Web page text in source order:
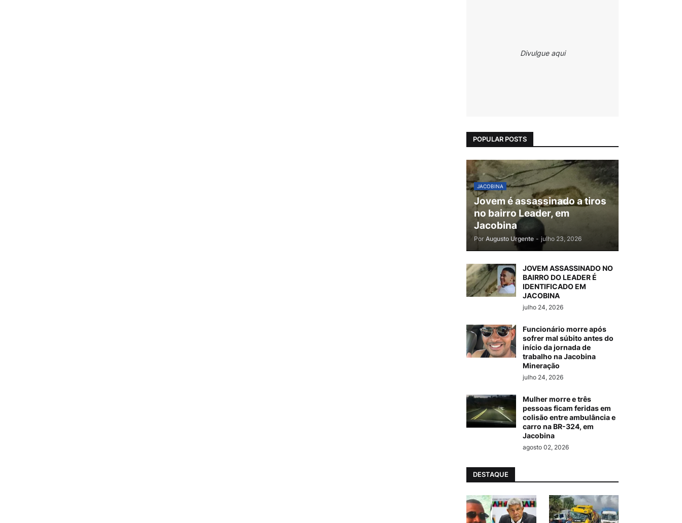
Divulgue aqui
POPULAR POSTS
JACOBINA
Jovem é assassinado a tiros
no bairro Leader, em
Jacobina
Por Augusto Urgente - julho 23, 2026
JOVEM ASSASSINADO NO
BAIRRO DO LEADER É
IDENTIFICADO EM
JACOBINA
julho 24, 2026
Funcionário morre após
sofrer mal súbito antes do
início da jornada de
trabalho na Jacobina
Mineração
julho 24, 2026
Mulher morre e três
pessoas ficam feridas em
colisão entre ambulância e
carro na BR-324, em
Jacobina
agosto 02, 2026
DESTAQUE